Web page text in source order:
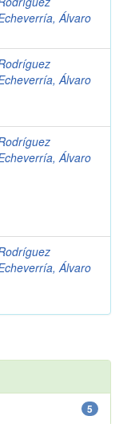
Álvaro
Álvaro
Álvaro
Álvaro
5